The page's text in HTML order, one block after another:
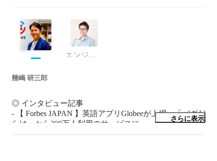
エンジニア
幾嶋 研三郎
◎ インタビュー記事
- 【 Forbes JAPAN 】英語アプリGlobeeが上場　「バグだ
らけ」から300万人利用のサービスに
https://forbesjapan.com/articles/detail/63855
さらに表示